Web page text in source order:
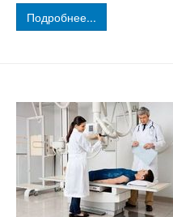
Подробнее...